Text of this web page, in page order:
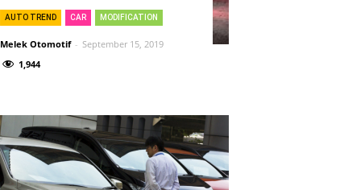
AUTO TREND CAR MODIFICATION
Melek Otomotif - September 15, 2019
1,944